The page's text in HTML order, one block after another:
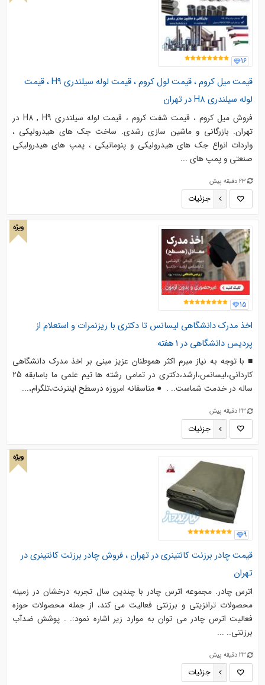
16
قیمت میل کروم ، قیمت لول کروم ، قیمت لوله سیلندری H9 ، قیمت
لوله سیلندری H8 در تهران
فروش میل کروم ، قیمت شفت کروم ، قیمت لوله سیلندری H8 , H9 در
تهران. بازرگانی و ماشین سازی رشدی. ساخت جک های هیدرولیکی ،
واردات انواع جک های هیدرولیکی و پنوماتیکی ، پمپ های هیدرولیکی
صنعتی و پمپ های ...
23 دقیقه پیش
جزئیات
ویژه
15
اخذ مدرک دانشگاهی لیسانس تا دکتری با ریزنمرات و استعلام از
پردیس دانشگاهی در 1 هفته
■ با توجه به نیاز مبرم اکثر هموطنان عزیز مبنی بر اخذ مدرک دانشگاهی
کاردانی،لیسانس،ارشد،دکتری در تمامی رشته ها تیم علمی ما باسابقه 25
ساله در خدمت شماست.. . ️ ● متاسفانه امروزه درسطح اینترنت،تلگرام،...
23 دقیقه پیش
جزئیات
ویژه
9
قیمت چادر برزنت کانتینری در تهران ، فروش چادر برزنت کانتینری در
تهران
اترس چادر. مجموعه اترس چادر با چندین سال تجربه درخشان در زمینه
محصولات ترانزیتی و برزنتی فعالیت می کند، از جمله محصولات حوزه
فعالیت اترس چادر می توان به موارد زیر اشاره نمود:. . پوشش ضدآب
برزنتی.. ...
23 دقیقه پیش
جزئیات